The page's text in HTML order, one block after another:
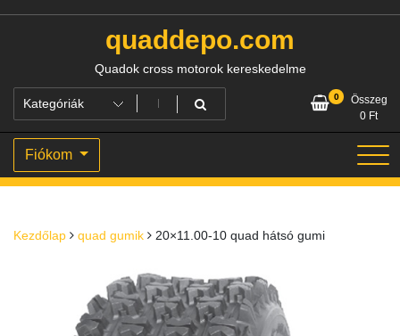
quaddepo.com
Quadok cross motorok kereskedelme
0
Összeg
0 Ft
Fiókom
Kezdőlap quad gumik 20×11.00-10 quad hátsó gumi